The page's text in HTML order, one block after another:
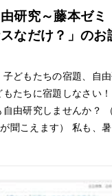
研究～藤本ゼミ
なだけ？」のお
どもたちの宿題、自
もたちに宿題しなさい
由研究しませんか？
聞こえます） 私も、